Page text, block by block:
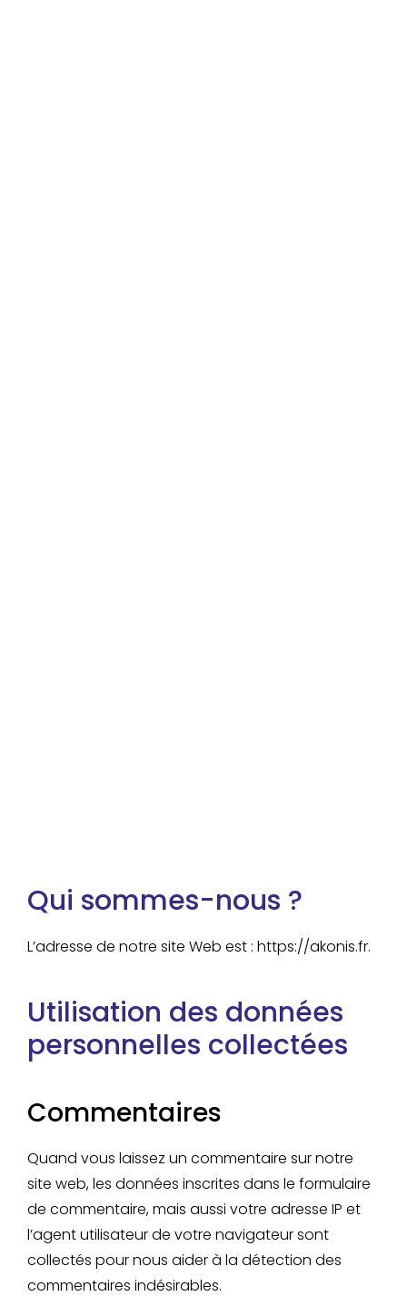
Qui sommes-nous ?
L’adresse de notre site Web est : https://akonis.fr.
Utilisation des données
personnelles collectées
Commentaires
Quand vous laissez un commentaire sur notre
site web, les données inscrites dans le formulaire
de commentaire, mais aussi votre adresse IP et
l’agent utilisateur de votre navigateur sont
collectés pour nous aider à la détection des
commentaires indésirables.